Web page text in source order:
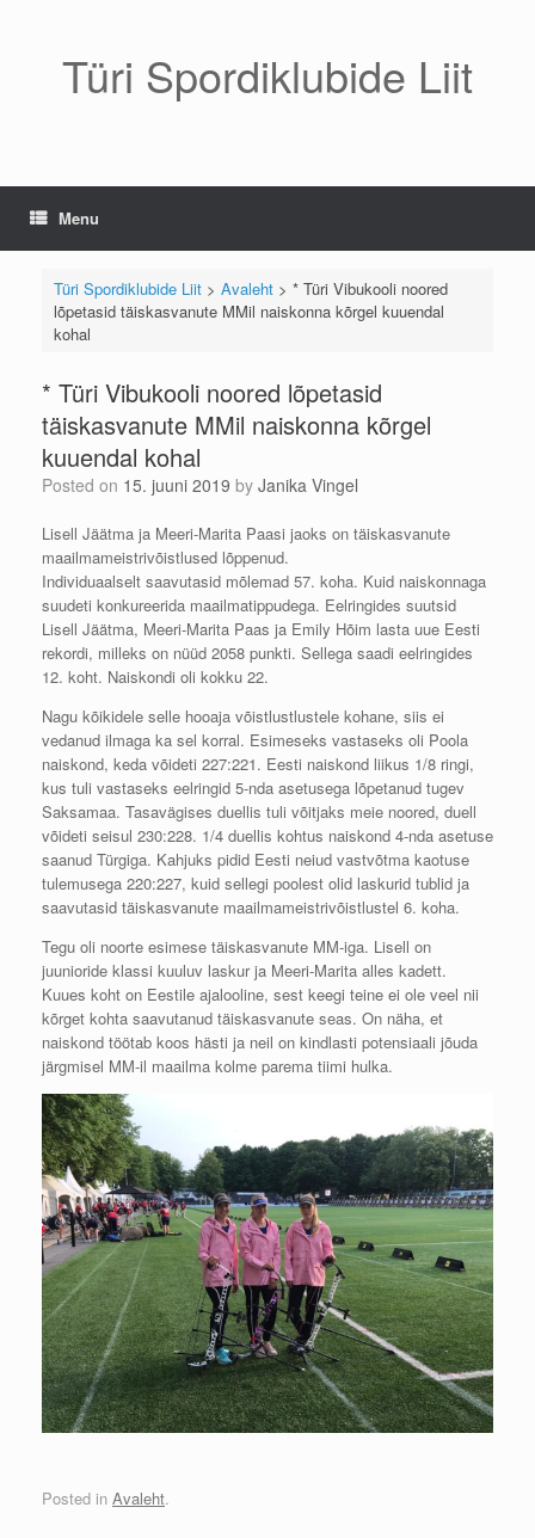
Türi Spordiklubide Liit
Menu
Türi Spordiklubide Liit> Avaleht> * Türi Vibukooli noored
lõpetasid täiskasvanute MMil naiskonna kõrgel kuuendal
kohal
* Türi Vibukooli noored lõpetasid
täiskasvanute MMil naiskonna kõrgel
kuuendal kohal
Posted on 15. juuni 2019 by Janika Vingel
Lisell Jäätma ja Meeri-Marita Paasi jaoks on täiskasvanute
maailmameistrivõistlused lõppenud.
Individuaalselt saavutasid mõlemad 57. koha. Kuid naiskonnaga
suudeti konkureerida maailmatippudega. Eelringides suutsid
Lisell Jäätma, Meeri-Marita Paas ja Emily Hõim lasta uue Eesti
rekordi, milleks on nüüd 2058 punkti. Sellega saadi eelringides
12. koht. Naiskondi oli kokku 22.
Nagu kõikidele selle hooaja võistlustlustele kohane, siis ei
vedanud ilmaga ka sel korral. Esimeseks vastaseks oli Poola
naiskond, keda võideti 227:221. Eesti naiskond liikus 1/8 ringi,
kus tuli vastaseks eelringid 5-nda asetusega lõpetanud tugev
Saksamaa. Tasavägises duellis tuli võitjaks meie noored, duell
võideti seisul 230:228. 1/4 duellis kohtus naiskond 4-nda asetuse
saanud Türgiga. Kahjuks pidid Eesti neiud vastvõtma kaotuse
tulemusega 220:227, kuid sellegi poolest olid laskurid tublid ja
saavutasid täiskasvanute maailmameistrivõistlustel 6. koha.
Tegu oli noorte esimese täiskasvanute MM-iga. Lisell on
juunioride klassi kuuluv laskur ja Meeri-Marita alles kadett.
Kuues koht on Eestile ajalooline, sest keegi teine ei ole veel nii
kõrget kohta saavutanud täiskasvanute seas. On näha, et
naiskond töötab koos hästi ja neil on kindlasti potensiaali jõuda
järgmisel MM-il maailma kolme parema tiimi hulka.
Posted in Avaleht.